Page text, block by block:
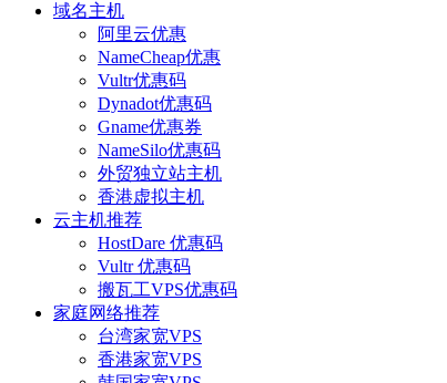
域名主机
阿里云优惠
NameCheap优惠
Vultr优惠码
Dynadot优惠码
Gname优惠券
NameSilo优惠码
外贸独立站主机
香港虚拟主机
云主机推荐
HostDare 优惠码
Vultr 优惠码
搬瓦工VPS优惠码
家庭网络推荐
台湾家宽VPS
香港家宽VPS